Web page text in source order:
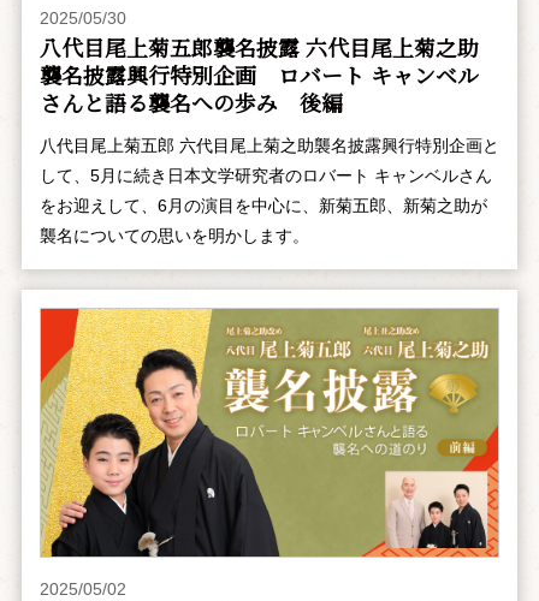
2025/05/30
八代目尾上菊五郎襲名披露 六代目尾上菊之助
襲名披露興行特別企画 ――ロバート キャンベル
さんと語る襲名への歩み 後編
八代目尾上菊五郎 六代目尾上菊之助襲名披露興行特別企画と
して、5月に続き日本文学研究者のロバート キャンベルさん
をお迎えして、6月の演目を中心に、新菊五郎、新菊之助が
襲名についての思いを明かします。
2025/05/02